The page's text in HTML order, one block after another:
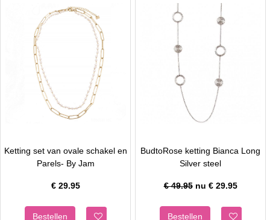
Ketting set van ovale schakel en
Parels- By Jam
€ 29.95
BudtoRose ketting Bianca Long
Silver steel
€ 49.95nu € 29.95